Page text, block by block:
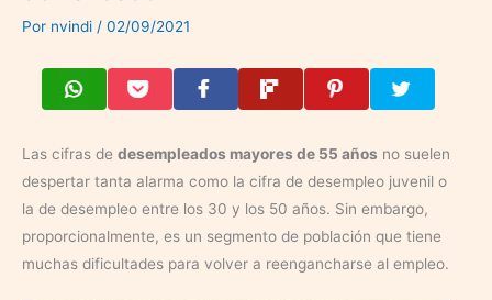
Por nvindi / 02/09/2021
Las cifras de desempleados mayores de 55 años no suelen
despertar tanta alarma como la cifra de desempleo juvenil o
la de desempleo entre los 30 y los 50 años. Sin embargo,
proporcionalmente, es un segmento de población que tiene
muchas dificultades para volver a reengancharse al empleo.